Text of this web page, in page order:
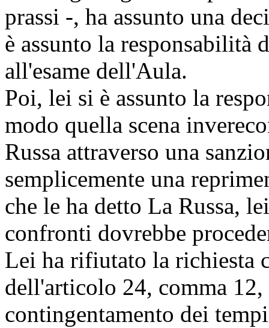
prassi -, ha assunto una
è assunto la responsabilità
all'esame dell'Aula.
Poi, lei si è assunto la
modo quella scena
Russa attraverso una
semplicemente una
che le ha detto La Russa,
confronti dovrebbe
Lei ha rifiutato la richiesta
dell'articolo 24, comma
contingentamento dei